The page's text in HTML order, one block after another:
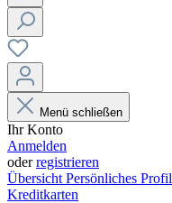
Menü schließen
Ihr Konto
Anmelden
oderregistrieren
Übersicht Persönliches Profil
Kreditkarten